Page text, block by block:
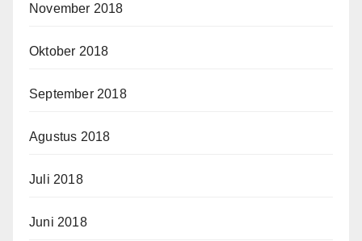
November 2018
Oktober 2018
September 2018
Agustus 2018
Juli 2018
Juni 2018